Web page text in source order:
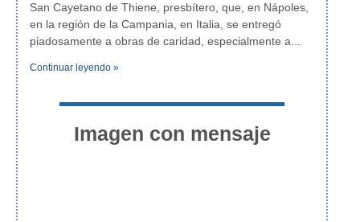
San Cayetano de Thiene, presbítero, que, en Nápoles,
en la región de la Campania, en Italia, se entregó
piadosamente a obras de caridad, especialmente a
Continuar leyendo »
Imagen con mensaje